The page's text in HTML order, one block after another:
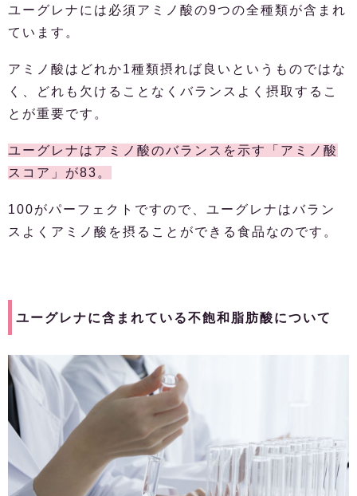
ユーグレナには必須アミノ酸の9つの全種類が含まれ
ています。
アミノ酸はどれか1種類摂れば良いというものではな
く、どれも欠けることなくバランスよく摂取するこ
とが重要です。
ユーグレナはアミノ酸のバランスを示す「アミノ酸
スコア」が83。
100がパーフェクトですので、ユーグレナはバラン
スよくアミノ酸を摂ることができる食品なのです。
ユーグレナに含まれている不飽和脂肪酸について